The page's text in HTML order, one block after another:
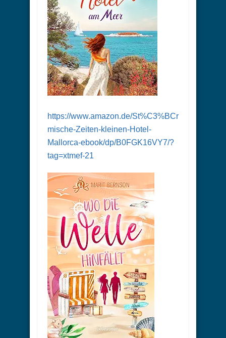
https://www.amazon.de/St%C3%BCr
mische-Zeiten-kleinen-Hotel-
Mallorca-ebook/dp/B0FGK16VY7/?
tag=xtmef-21